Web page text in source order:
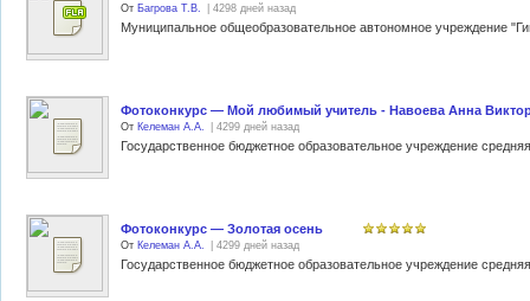
От Багрова Т.В. | 4298 дней назад
Фотоконкурс — Мой любимый учитель - Навоева Анна
От Келеман А.А. | 4299 дней назад
Фотоконкурс — Золотая осень
От Келеман А.А. | 4299 дней назад